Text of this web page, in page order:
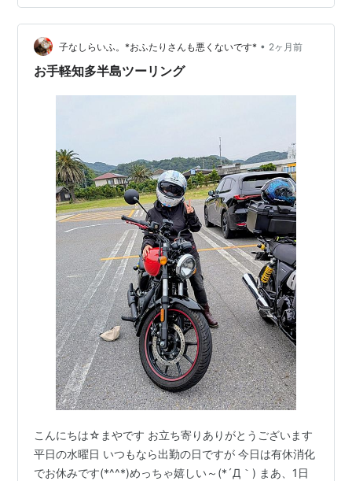
して 奥三河エリアをぐるりと 走って参りました(*^^*) ま
ず向かったのは 道の駅『つくで手作り村』です けっ…
子なしらいふ。*おふたりさんも悪くないです* • 2ヶ月前
お手軽知多半島ツーリング
こんにちは☆まやです お立ち寄りありがとうございます
平日の水曜日 いつもなら出勤の日ですが 今日は有休消化
でお休みです(*^^*)めっちゃ嬉しい～(*´Д｀) まあ、1日